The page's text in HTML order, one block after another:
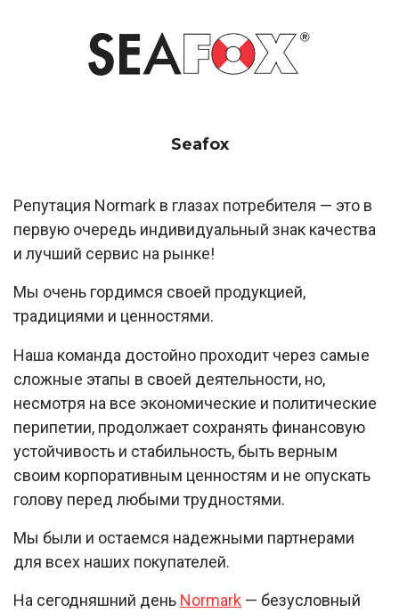
Seafox
Репутация Normark в глазах потребителя — это в
первую очередь индивидуальный знак качества
и лучший сервис на рынке!
Мы очень гордимся своей продукцией,
традициями и ценностями.
Наша команда достойно проходит через самые
сложные этапы в своей деятельности, но,
несмотря на все экономические и политические
перипетии, продолжает сохранять финансовую
устойчивость и стабильность, быть верным
своим корпоративным ценностям и не опускать
голову перед любыми трудностями.
Мы были и остаемся надежными партнерами
для всех наших покупателей.
На сегодняшний день Normark — безусловный